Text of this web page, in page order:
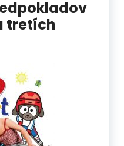
tretích